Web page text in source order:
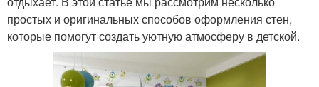
простых и оригинальных способов оформления стен,
которые помогут создать уютную атмосферу в детской.